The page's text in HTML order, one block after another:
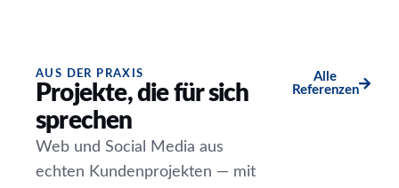
AUS DER PRAXIS
Projekte, die für sich
sprechen
Web und Social Media aus
echten Kundenprojekten — mit
Alle
Referenzen